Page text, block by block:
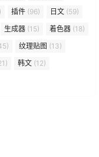
插件 (96) 日文 (59)
生成器 (15) 着色器 (18)
纹理贴图 (13)
韩文 (12)